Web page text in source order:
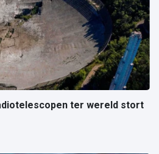
ter wereld stort